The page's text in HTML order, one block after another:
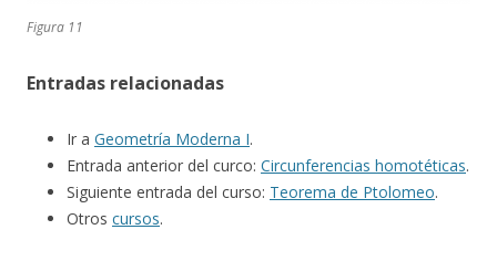
Figura 11
Entradas relacionadas
Ir a Geometría Moderna I.
Entrada anterior del curco: Circunferencias homotéticas.
Siguiente entrada del curso: Teorema de Ptolomeo.
Otros cursos.